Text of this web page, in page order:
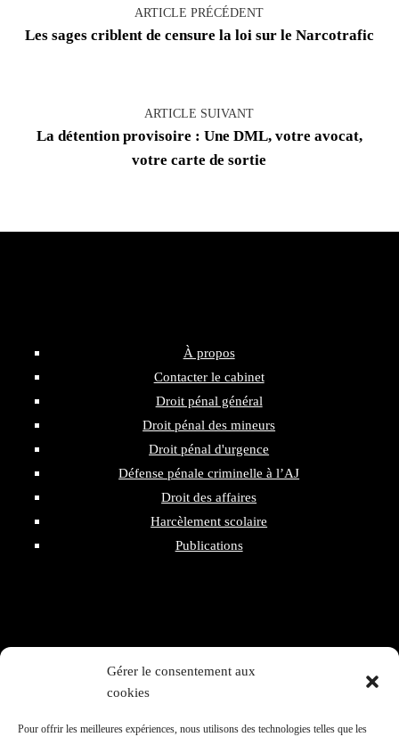
Gérer le consentement aux
cookies
Pour offrir les meilleures expériences, nous utilisons des technologies telles que les
ARTICLE PRÉCÉDENT
Les sages criblent de censure la loi sur le Narcotrafic
ARTICLE SUIVANT
La détention provisoire : Une DML, votre avocat,
votre carte de sortie
À propos
Contacter le cabinet
Droit pénal général
Droit pénal des mineurs
Droit pénal d'urgence
Défense pénale criminelle à l’AJ
Droit des affaires
Harcèlement scolaire
Publications
160 rue du Temple